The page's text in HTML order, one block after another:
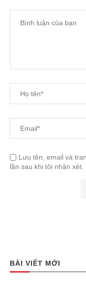
Lưu tên, email và
lần sau khi tôi nhận xét.
BÀI VIẾT MỚI